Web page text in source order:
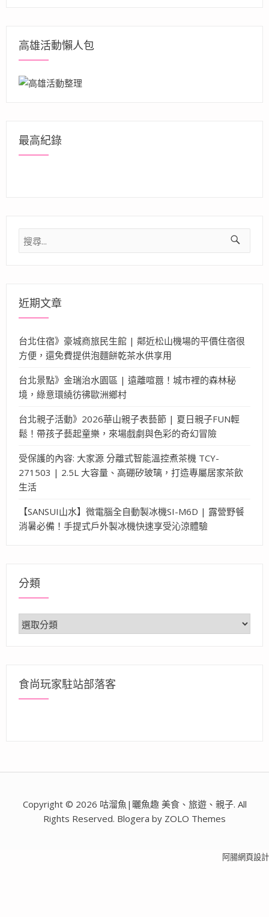
高雄活動懶人包
最高紀錄
搜
尋
近期文章
台北住宿》豪城商旅民生館 | 鄰近松山機場的平價住宿很
方便，還免費提供泡麵餅乾茶水供享用
台北景點》金瑞治水園區 | 遠離喧囂！城市裡的森林秘
境，綠意環繞彷彿歐洲鄉村
台北親子活動》2026華山親子表藝節 | 夏日親子FUN輕
鬆！帶孩子藝起童樂，來場戲劇與色彩的奇幻冒險
受保護的內容: 大家源 分離式智能溫控煮茶機 TCY-
271503 | 2.5L 大容量、高硼矽玻璃，打造專屬居家茶飲
生活
【SANSUI山水】微電腦全自動製冰機SI-M6D | 露營野餐
消暑必備！手提式戶外製冰機快速享受沁涼體驗
分類
分
類
食尚玩家駐站部落客
Copyright © 2026 咕溜魚|曬魚趣 美食、旅遊、親子. All
Rights Reserved. Blogera by ZOLO Themes
阿腸網頁設計